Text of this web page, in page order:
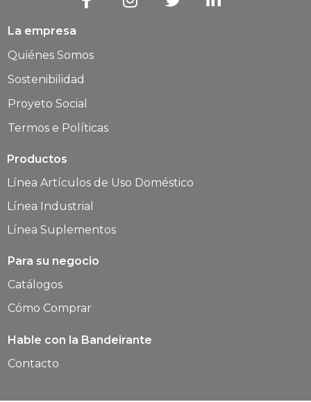
La empresa
Quiénes Somos
Sostenibilidad
Proyeto Social
Termos e Políticas
Productos
Línea Artículos de Uso Doméstico
Línea Industrial
Línea Suplementos
Para su negocio
Catálogos
Cómo Comprar
Hable con la Bandeirante
Contacto